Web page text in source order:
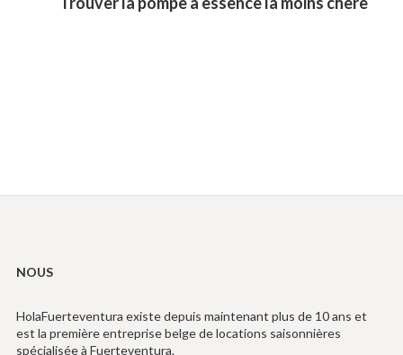
NOUS
HolaFuerteventura existe depuis maintenant plus de 10 ans et
est la première entreprise belge de locations saisonnières
spécialisée à Fuerteventura.